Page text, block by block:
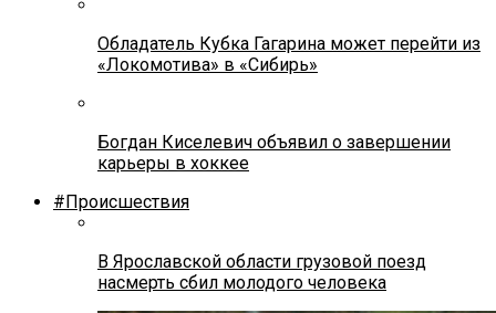
Обладатель Кубка Гагарина может перейти из
«Локомотива» в «Сибирь»
Богдан Киселевич объявил о завершении
карьеры в хоккее
#Происшествия
В Ярославской области грузовой поезд
насмерть сбил молодого человека